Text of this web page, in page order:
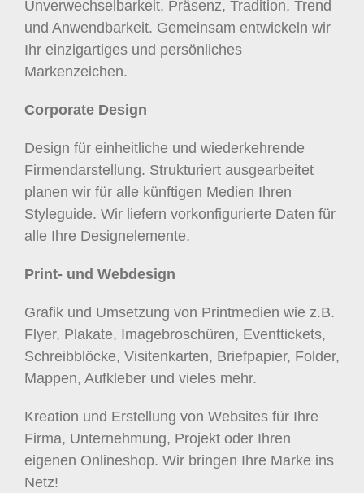
Unverwechselbarkeit, Präsenz, Tradition, Trend
und Anwendbarkeit. Gemeinsam entwickeln wir
Ihr einzigartiges und persönliches
Markenzeichen.
Corporate Design
Design für einheitliche und wiederkehrende
Firmendarstellung. Strukturiert ausgearbeitet
planen wir für alle künftigen Medien Ihren
Styleguide. Wir liefern vorkonfigurierte Daten für
alle Ihre Designelemente.
Print- und Webdesign
Grafik und Umsetzung von Printmedien wie z.B.
Flyer, Plakate, Imagebroschüren, Eventtickets,
Schreibblöcke, Visitenkarten, Briefpapier, Folder,
Mappen, Aufkleber und vieles mehr.
Kreation und Erstellung von Websites für Ihre
Firma, Unternehmung, Projekt oder Ihren
eigenen Onlineshop. Wir bringen Ihre Marke ins
Netz!